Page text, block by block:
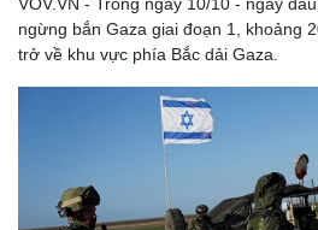
VOV.VN - Trong ngày 10/10 - ngày
ngừng bắn Gaza giai đoạn 1, khoảng
trở về khu vực phía Bắc dải Gaza.